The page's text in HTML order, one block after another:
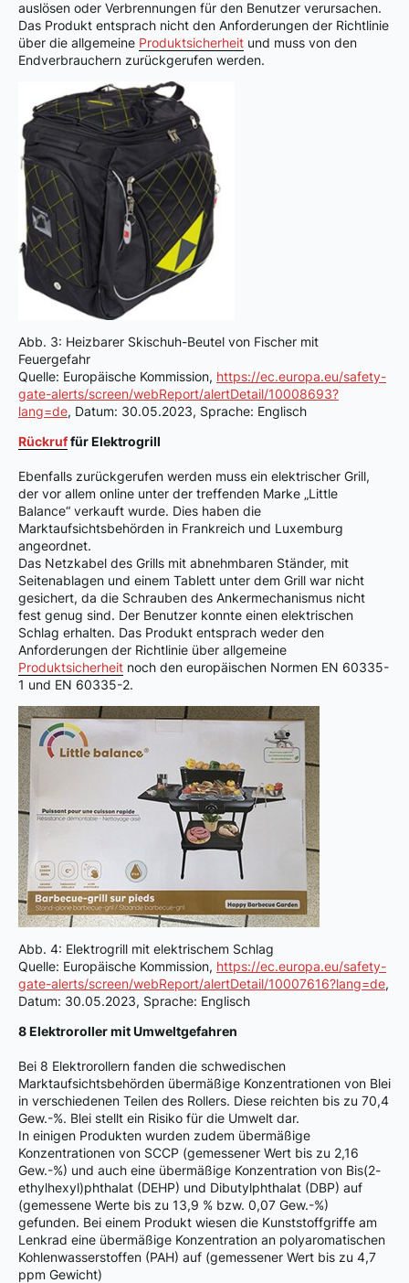
auslösen oder Verbrennungen für den Benutzer verursachen.
Das Produkt entsprach nicht den Anforderungen der Richtlinie
über die allgemeine Produktsicherheit und muss von den
Endverbrauchern zurückgerufen werden.
Abb. 3: Heizbarer Skischuh-Beutel von Fischer mit
Feuergefahr
Quelle: Europäische Kommission, https://ec.europa.eu/safety-
gate-alerts/screen/webReport/alertDetail/10008693?
lang=de, Datum: 30.05.2023, Sprache: Englisch
Rückruffür Elektrogrill
Ebenfalls zurückgerufen werden muss ein elektrischer Grill,
der vor allem online unter der treffenden Marke „Little
Balance“ verkauft wurde. Dies haben die
Marktaufsichtsbehörden in Frankreich und Luxemburg
angeordnet.
Das Netzkabel des Grills mit abnehmbaren Ständer, mit
Seitenablagen und einem Tablett unter dem Grill war nicht
gesichert, da die Schrauben des Ankermechanismus nicht
fest genug sind. Der Benutzer konnte einen elektrischen
Schlag erhalten. Das Produkt entsprach weder den
Anforderungen der Richtlinie über allgemeine
Produktsicherheit noch den europäischen Normen EN 60335-
1 und EN 60335-2.
Abb. 4: Elektrogrill mit elektrischem Schlag
Quelle: Europäische Kommission, https://ec.europa.eu/safety-
gate-alerts/screen/webReport/alertDetail/10007616?lang=de,
Datum: 30.05.2023, Sprache: Englisch
8 Elektroroller mit Umweltgefahren
Bei 8 Elektrorollern fanden die schwedischen
Marktaufsichtsbehörden übermäßige Konzentrationen von Blei
in verschiedenen Teilen des Rollers. Diese reichten bis zu 70,4
Gew.-%. Blei stellt ein Risiko für die Umwelt dar.
In einigen Produkten wurden zudem übermäßige
Konzentrationen von SCCP (gemessener Wert bis zu 2,16
Gew.-%) und auch eine übermäßige Konzentration von Bis(2-
ethylhexyl)phthalat (DEHP) und Dibutylphthalat (DBP) auf
(gemessene Werte bis zu 13,9 % bzw. 0,07 Gew.-%)
gefunden. Bei einem Produkt wiesen die Kunststoffgriffe am
Lenkrad eine übermäßige Konzentration an polyaromatischen
Kohlenwasserstoffen (PAH) auf (gemessener Wert bis zu 4,7
ppm Gewicht)